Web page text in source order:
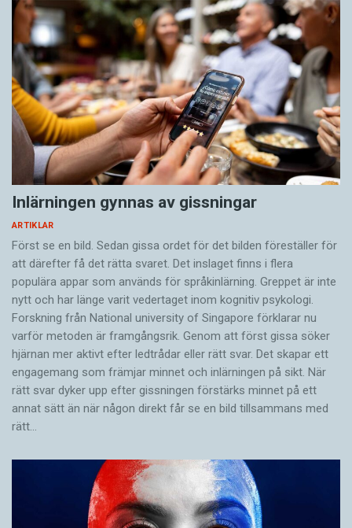
Inlärningen gynnas av gissningar
ARTIKLAR
Först se en bild. Sedan gissa ordet för det bilden föreställer för
att därefter få det rätta svaret. Det inslaget finns i flera
populära appar som används för språkinlärning. Greppet är inte
nytt och har länge varit vedertaget inom kognitiv psykologi.
Forskning från National university of Singa­pore förklarar nu
varför metoden är framgångsrik. Genom att först gissa ­söker
hjärnan mer aktivt ­efter ledtrådar eller rätt svar. Det skapar ett
engagemang som främjar minnet och inlärningen på sikt. När
rätt svar dyker upp efter gissningen förstärks minnet på ett
annat sätt än när någon direkt får se en bild tillsammans med
rätt…